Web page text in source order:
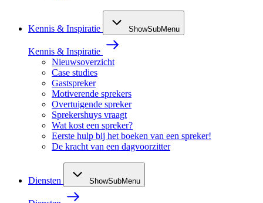
Kennis & Inspiratie ShowSubMenu
Kennis & Inspiratie
Nieuwsoverzicht
Case studies
Gastspreker
Motiverende sprekers
Overtuigende spreker
Sprekershuys vraagt
Wat kost een spreker?
Eerste hulp bij het boeken van een spreker!
De kracht van een dagvoorzitter
Diensten ShowSubMenu